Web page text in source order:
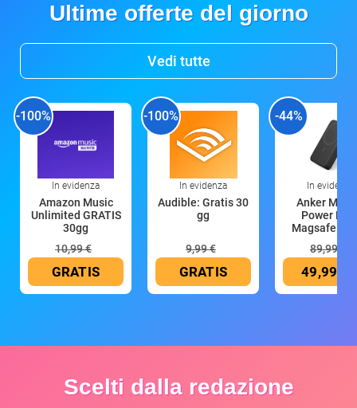
Ultime offerte del giorno
Vedi tutte
-100%
In evidenza
Amazon Music
Unlimited GRATIS
30gg
10,99 €
GRATIS
-100%
In evidenza
Audible: Gratis 30
gg
9,99 €
GRATIS
-44%
In evidenza
Anker
Power
Magsafe
89,99 €
49,99 €
Scelti dalla redazione